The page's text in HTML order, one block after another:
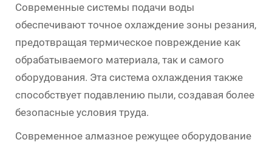
Современные системы подачи воды
обеспечивают точное охлаждение зоны резания,
предотвращая термическое повреждение как
обрабатываемого материала, так и самого
оборудования. Эта система охлаждения также
способствует подавлению пыли, создавая более
безопасные условия труда.
Современное алмазное режущее оборудование